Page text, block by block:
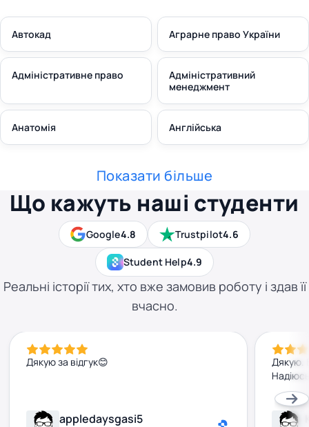
Автокад Аграрне право України
Адміністративне право
Адміністративний
менеджмент
Анатомія Англійська
Показати більше
Google4.8 Trustpilot4.6
Student Help4.9
Що кажуть наші студенти
Реальні історії тих, хто вже замовив роботу і здав її
вчасно.
Дякую за відгук😊
appledaysgasi5
Дякую.